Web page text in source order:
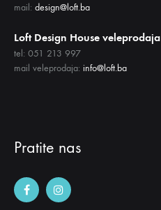
mail: design@loft.ba
Loft Design House veleprodaja
tel: 051 213 997
mail veleprodaja: info@loft.ba
Pratite nas